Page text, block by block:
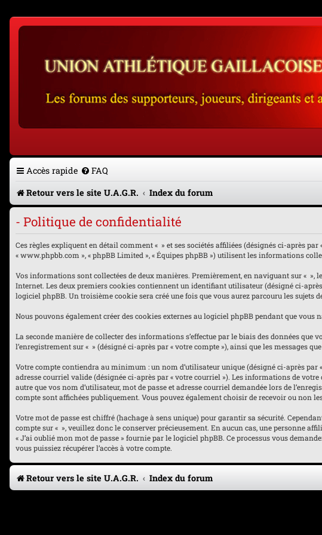
Accès rapide FAQ
Retour vers le site U.A.G.R.
Index du forum
- Politique de confidentialité
Ces règles expliquent en détail comment « » et ses sociétés affiliées (désignés ci-après par
« www.phpbb.com », « phpBB Limited », « Équipes phpBB ») utilisent les informations
Vos informations sont collectées de deux manières. Premièrement, en naviguant sur «
Internet. Les deux premiers cookies contiennent un identifiant utilisateur (désigné ci-
logiciel phpBB. Un troisième cookie sera créé une fois que vous aurez parcouru les
Nous pouvons également créer des cookies externes au logiciel phpBB pendant que vous
La seconde manière de collecter des informations s’effectue par le biais des données que
l’enregistrement sur « » (désigné ci-après par « votre compte »), ainsi que les messages
Votre compte contiendra au minimum : un nom d’utilisateur unique (désigné ci-après par
adresse courriel valide (désignée ci-après par « votre courriel »). Les informations de
autre que vos nom d’utilisateur, mot de passe et adresse courriel demandée lors de
compte sont affichées publiquement. Vous pouvez également choisir de recevoir ou non
Votre mot de passe est chiffré (hachage à sens unique) pour garantir sa sécurité.
compte sur « », veuillez donc le conserver précieusement. En aucun cas, une personne
« J’ai oublié mon mot de passe » fournie par le logiciel phpBB. Ce processus vous
vous puissiez récupérer l’accès à votre compte.
Retour vers le site U.A.G.R. Index du forum